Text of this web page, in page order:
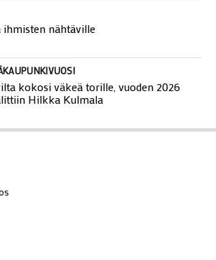
ihmisten nähtäville
kokosi väkeä torille, vuoden 2026
Hilkka Kulmala